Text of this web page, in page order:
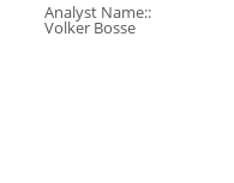
Analyst Name::
Volker Bosse